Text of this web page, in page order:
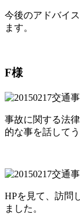
今後のアドバイ
ます。
F様
事故に関する法
的な事を話して
HPを見て、訪問
ました。